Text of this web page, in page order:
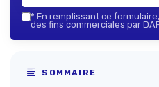
* En remplissant ce
des fins commerciales par
SOMMAIRE